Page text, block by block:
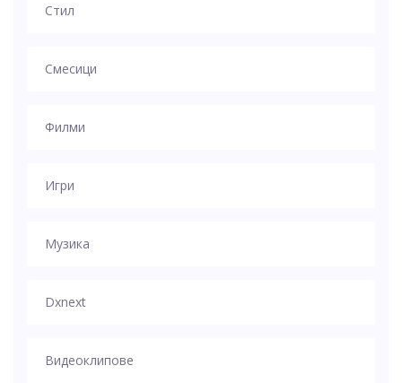
Стил
Смесици
Филми
Игри
Музика
Dxnext
Видеоклипове